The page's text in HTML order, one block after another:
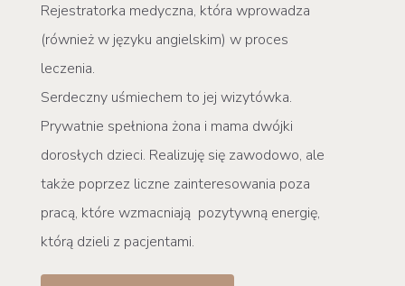
Rejestratorka medyczna, która wprowadza
(również w języku angielskim) w proces
leczenia.
Serdeczny uśmiechem to jej wizytówka.
Prywatnie spełniona żona i mama dwójki
dorosłych dzieci. Realizuję się zawodowo, ale
także poprzez liczne zainteresowania poza
pracą, które wzmacniają pozytywną energię,
którą dzieli z pacjentami.